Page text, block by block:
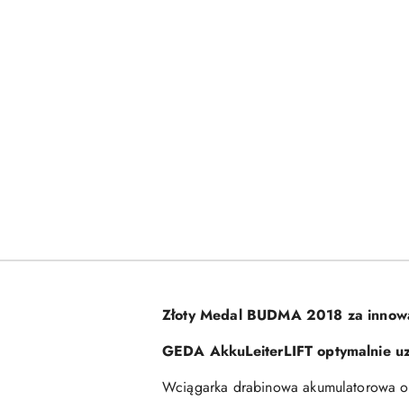
Złoty Medal BUDMA 2018 za
GEDA AkkuLeiterLIFT optymalnie
Wciągarka drabinowa akumulatorowa